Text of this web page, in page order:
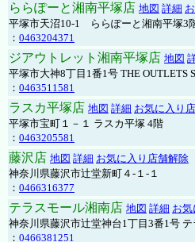
ららぽーと湘南平塚店 地図 詳細
平塚市天沼10-1 ららぽーと湘南平塚3
： 0463204371
ジアウトレット湘南平塚店 地図
平塚市大神8丁目1番1号 THE OUTLETS
： 0463511581
ラスカ平塚店 地図 詳細 お気に入り
平塚市宝町１－１ ラスカ平塚 4階
： 0463205581
藤沢店 地図 詳細 お気に入り店舗解除
神奈川県藤沢市辻堂新町４-１-１
： 0466316377
テラスモール湘南店 地図 詳細 お
神奈川県藤沢市辻堂神台1丁目3番1号
： 0466381251